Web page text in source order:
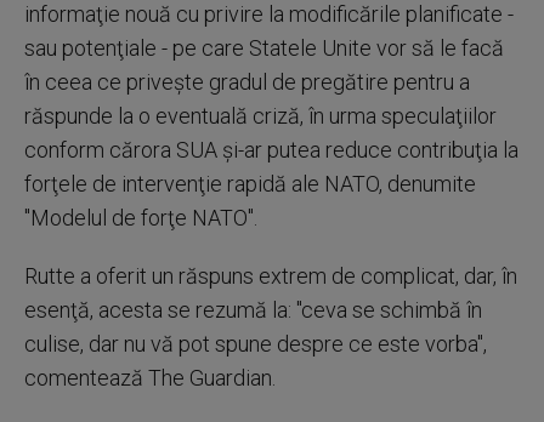
informaţie nouă cu privire la modificările planificate -
sau potenţiale - pe care Statele Unite vor să le facă
în ceea ce priveşte gradul de pregătire pentru a
răspunde la o eventuală criză, în urma speculaţiilor
conform cărora SUA şi-ar putea reduce contribuţia la
forţele de intervenţie rapidă ale NATO, denumite
"Modelul de forţe NATO".
Rutte a oferit un răspuns extrem de complicat, dar, în
esenţă, acesta se rezumă la: "ceva se schimbă în
culise, dar nu vă pot spune despre ce este vorba",
comentează The Guardian.